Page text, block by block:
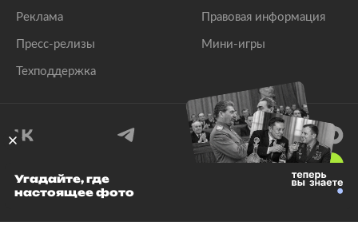
Реклама
Пресс-релизы
Техподдержка
Правовая информация
Мини-игры
© 1999–2026 Все права защищены.
Угадайте, где
настоящее фото